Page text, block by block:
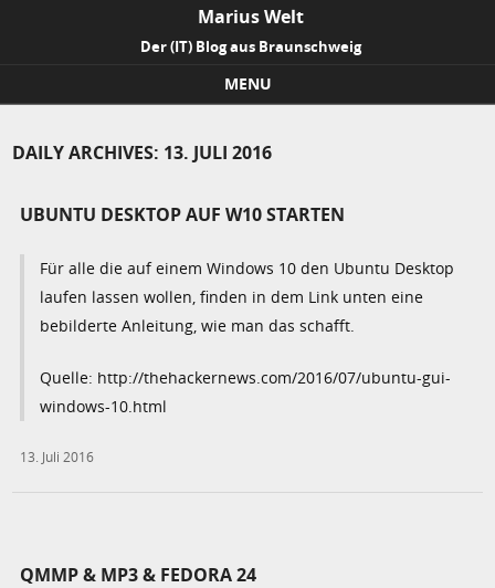
Marius Welt
Der (IT) Blog aus Braunschweig
MENU
DAILY ARCHIVES: 13. JULI 2016
UBUNTU DESKTOP AUF W10 STARTEN
Für alle die auf einem Windows 10 den Ubuntu Desktop
laufen lassen wollen, finden in dem Link unten eine
bebilderte Anleitung, wie man das schafft.
Quelle: http://thehackernews.com/2016/07/ubuntu-gui-
windows-10.html
13. Juli 2016
QMMP & MP3 & FEDORA 24